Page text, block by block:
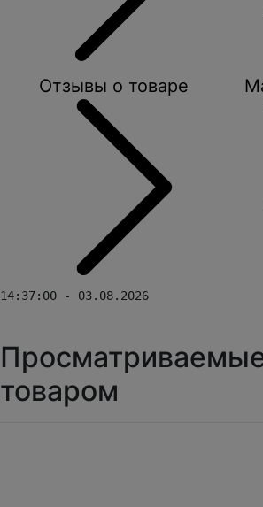
Отзывы о товаре
14:37:00 - 03.08.2026
товаром